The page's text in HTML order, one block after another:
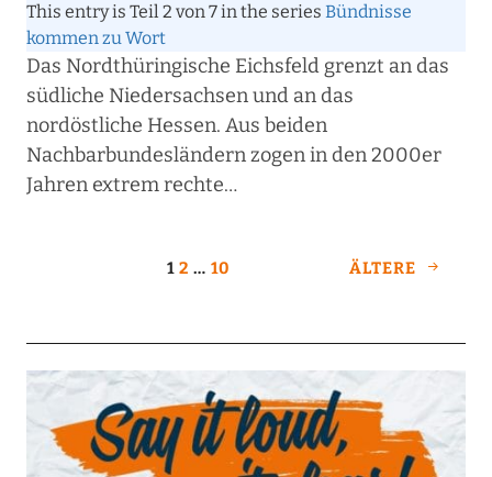
This entry is Teil 2 von 7 in the series Bündnisse
kommen zu Wort
Das Nordthüringische Eichsfeld grenzt an das
südliche Niedersachsen und an das
nordöstliche Hessen. Aus beiden
Nachbarbundesländern zogen in den 2000er
Jahren extrem rechte…
1 2 … 10 ÄLTERE